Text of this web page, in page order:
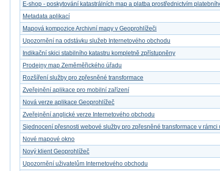
E-shop - poskytování katastrálních map a platba prostřednictvím
Metadata aplikací
Mapová kompozice Archivní mapy v Geoprohlížeči
Upozornění na odstávku služeb Internetového obchodu
Indikační skici stabilního katastru kompletně zpřístupněny
Prodejny map Zeměměřického úřadu
Rozšíření služby pro zpřesněné transformace
Zveřejnění aplikace pro mobilní zařízení
Nová verze aplikace Geoprohlížeč
Zveřejnění anglické verze Internetového obchodu
Sjednocení přesnosti webové služby pro zpřesněné transformace v rámci
Nové mapové okno
Nový klient Geoprohlížeč
Upozornění uživatelům Internetového obchodu